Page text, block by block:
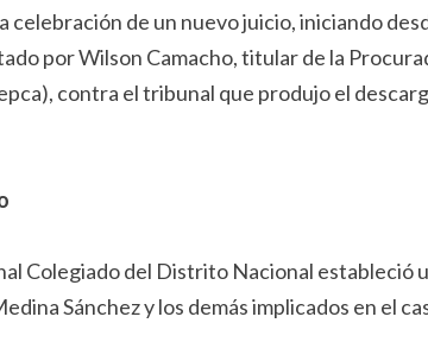
celebración de un nuevo juicio, iniciando
por Wilson Camacho, titular de la
contra el tribunal que produjo el
Colegiado del Distrito Nacional estableció
Sánchez y los demás implicados en el